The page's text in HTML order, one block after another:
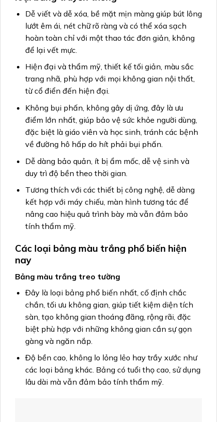
Dễ viết và dễ xóa, bề mặt mịn màng giúp bút lông
lướt êm ái, nét chữ rõ ràng và có thể xóa sạch
hoàn toàn chỉ với một thao tác đơn giản, không
để lại vết mực.
Hiện đại và thẩm mỹ, thiết kế tối giản, màu sắc
trang nhã, phù hợp với mọi không gian nội thất,
từ cổ điển đến hiện đại.
Không bụi phấn, không gây dị ứng, đây là ưu
điểm lớn nhất, giúp bảo vệ sức khỏe người dùng,
đặc biệt là giáo viên và học sinh, tránh các bệnh
về đường hô hấp do hít phải bụi phấn.
Dễ dàng bảo quản, ít bị ẩm mốc, dễ vệ sinh và
duy trì độ bền theo thời gian.
Tương thích với các thiết bị công nghệ, dễ dàng
kết hợp với máy chiếu, màn hình tương tác để
nâng cao hiệu quả trình bày mà vẫn đảm bảo
tính thẩm mỹ.
Các loại bảng màu trắng phổ biến hiện
nay
Bảng màu trắng treo tường
Đây là loại bảng phổ biến nhất, cố định chắc
chắn, tối ưu không gian, giúp tiết kiệm diện tích
sàn, tạo không gian thoáng đãng, rộng rãi, đặc
biệt phù hợp với những không gian cần sự gọn
gàng và ngăn nắp.
Độ bền cao, không lo lỏng lẻo hay trầy xước như
các loại bảng khác. Bảng có tuổi thọ cao, sử dụng
lâu dài mà vẫn đảm bảo tính thẩm mỹ.